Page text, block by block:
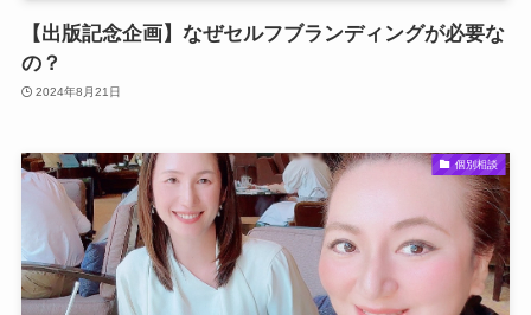
【出版記念企画】なぜセルフブランディングが必要な
の？
2024年8月21日
個別相談